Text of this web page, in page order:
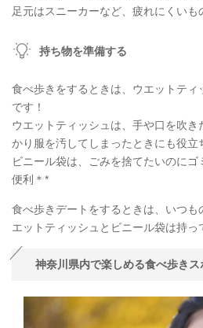
足元はスニーカーなど、疲れにくいも
持ち物を準備する
食べ歩きをするときは、ウエットテ
です！
ウエットティッシュは、手や口を吹き
かり服を汚してしまったときにも役立
ビニール袋は、ごみを捨てたいのに
便利＊*
食べ歩きデートをするときは、いつも
エットティッシュとビニール袋は持
神奈川県内で楽しめる食べ歩きス